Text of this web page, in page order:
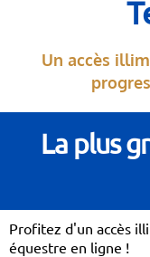
Un accès
La plus
Profitez d'un accès
équestre en ligne !